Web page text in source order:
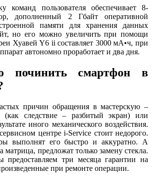
команд пользователя обеспечивает 8-
дополненный 2 Гбайт оперативной
памяти для хранения данных
но его можно увеличить при помощи
Хуавей Y6 ii составляет 3000 мА•ч, при
автономно проработает и два дня.
починить смартфон в
причин обращения в мастерскую –
(как следствие – разбитый экран) или
иного механического воздействия.
центре i-Service стоит недорого.
выполнят его быстро и аккуратно. А
матрица, предложат только замену стекла.
предоставляем три месяца гарантии на
при ремонте операции.